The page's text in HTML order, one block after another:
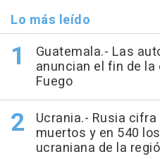
Lo más leído
Guatemala.- Las
anuncian el fin de
Fuego
Ucrania.- Rusia
muertos y en 540
ucraniana de la